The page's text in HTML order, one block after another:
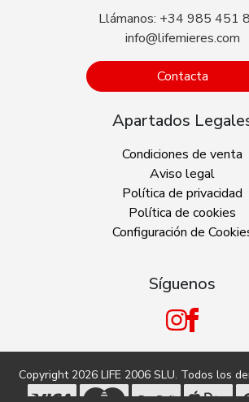
Llámanos: +34 985 451
info@lifemieres.com
Contacta
Apartados
Condiciones de venta
Aviso legal
Política de privacidad
Política de cookies
Configuración de
Síguenos
Copyright 2026 LIFE 2006 SLU. Todos los